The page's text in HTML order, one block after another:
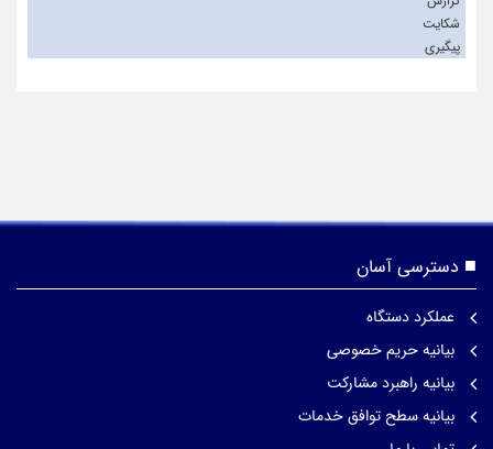
شکایت
پیگیری
دسترسی آسان
عملکرد دستگاه
بیانیه حریم خصوصی
بیانیه راهبرد مشارکت
بیانیه سطح توافق خدمات